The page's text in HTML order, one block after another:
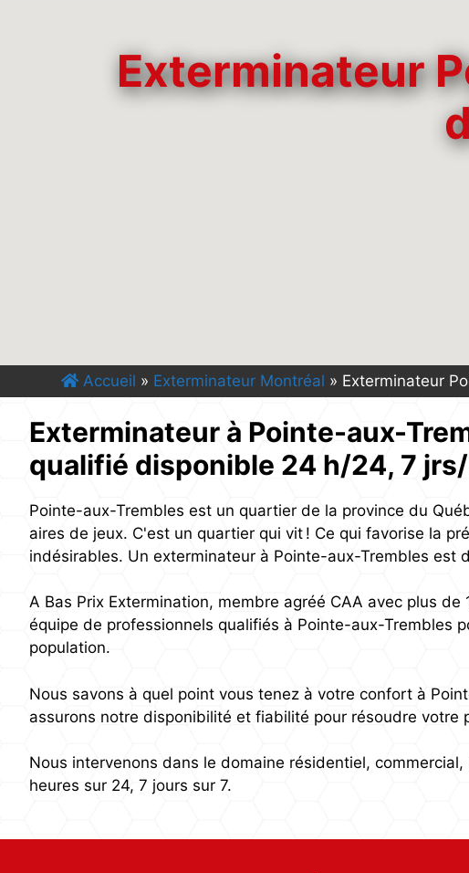
Exterminateur
Accueil » Exterminateur Montréal » Exterminateur
Exterminateur à Pointe-aux-
qualifié disponible 24 h/24, 7
Pointe-aux-Trembles est un quartier de la province du
aires de jeux. C'est un quartier qui vit ! Ce qui favorise la
indésirables. Un exterminateur à Pointe-aux-Trembles est
A Bas Prix Extermination, membre agréé CAA avec plus
équipe de professionnels qualifiés à Pointe-aux-Trembles
population.
Nous savons à quel point vous tenez à votre confort à
assurons notre disponibilité et fiabilité pour résoudre votre
Nous intervenons dans le domaine résidentiel,
heures sur 24, 7 jours sur 7.